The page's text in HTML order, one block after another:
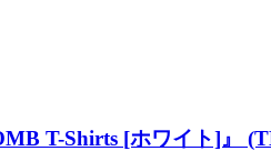
T-Shirts [ホワイト]』